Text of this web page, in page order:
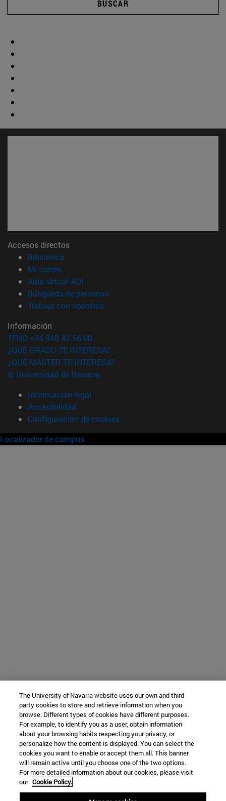
BUSCAR
Accesos directos
Biblioteca
Mi correo(abre en nueva ventana)
Aula virtual ADI
Búsqueda de personas(abre en nueva ventana)
Trabaja con nosotros(abre en nueva ventana)
Información
TFNO +34 948 42 56 00
¿QUÉ GRADO TE INTERESA?
¿QUÉ MÁSTER TE INTERESA?
© Universidad de Navarra
Información legal
Accesibilidad
Configuración de cookies
Localizador de campus
The University of Navarra website uses our own and third-
party cookies to store and retrieve information when you
browse. Different types of cookies have different purposes.
For example, to identify you as a user, obtain information
about your browsing habits respecting your privacy, or
personalize how the content is displayed. You can select the
cookies you want to enable or accept them all. This banner
will remain active until you choose one of the two options.
For more detailed information about our cookies, please visit
our Cookie Policy.